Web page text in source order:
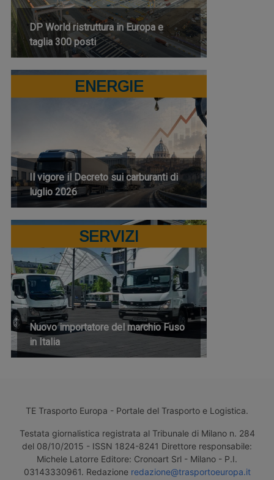
DP World ristruttura in Europa e
taglia 300 posti
ENERGIE
Il vigore il Decreto sui carburanti di
luglio 2026
SERVIZI
Nuovo importatore del marchio Fuso
in Italia
TE Trasporto Europa - Portale del Trasporto e Logistica.
Testata giornalistica registrata al Tribunale di Milano n. 284
del 08/10/2015 - ISSN 1824-8241 Direttore responsabile:
Michele Latorre Editore: Cronoart Srl - Milano - P.I.
03143330961. Redazione redazione@trasportoeuropa.it